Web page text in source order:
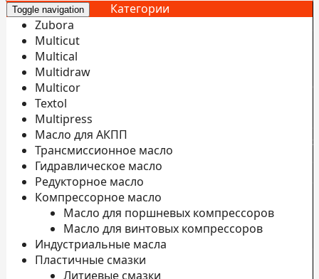
Toggle navigation
Категории
Zubora
Multicut
Multical
Multidraw
Multicor
Textol
Multipress
Масло для АКПП
Трансмиссионное масло
Гидравлическое масло
Редукторное масло
Компрессорное масло
Масло для поршневых компрессоров
Масло для винтовых компрессоров
Индустриальные масла
Пластичные смазки
Литиевые смазки